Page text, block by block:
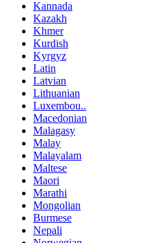
Kannada
Kazakh
Khmer
Kurdish
Kyrgyz
Latin
Latvian
Lithuanian
Luxembou..
Macedonian
Malagasy
Malay
Malayalam
Maltese
Maori
Marathi
Mongolian
Burmese
Nepali